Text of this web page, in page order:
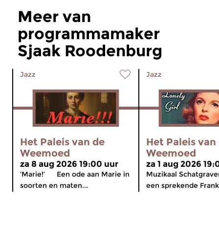
Meer van
programmamaker
Sjaak Roodenburg
Jazz
Het Paleis van de
Weemoed
za 8 aug 2026 19:00 uur
‘Marie!’ Een ode aan Marie in
soorten en maten...
Jazz
Het Paleis van
Weemoed
za 1 aug 2026
Muzikaal
een sprekende